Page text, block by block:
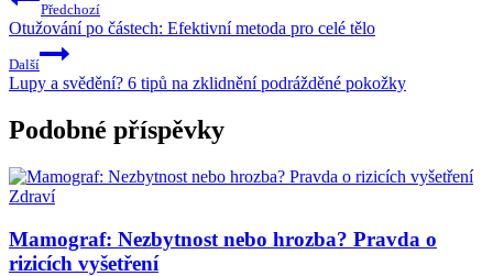
Předchozí
Otužování po částech: Efektivní metoda pro celé tělo
Další
Lupy a svědění? 6 tipů na zklidnění podrážděné pokožky
Podobné příspěvky
Zdraví
Mamograf: Nezbytnost nebo hrozba? Pravda o
rizicích vyšetření